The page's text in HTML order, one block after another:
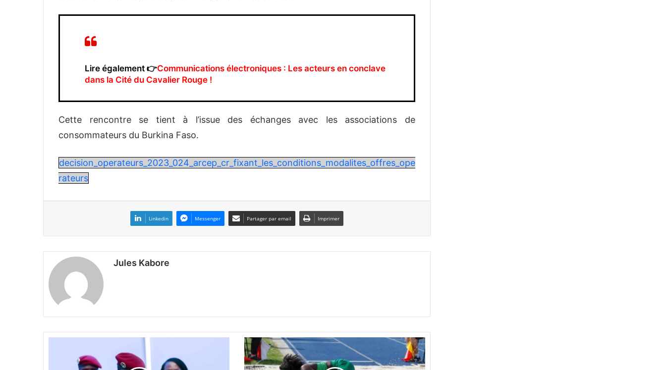
Lire également 👉Communications électroniques : Les acteurs en conclave
dans la Cité du Cavalier Rouge !
Cette rencontre se tient à l’issue des échanges avec les associations de
consommateurs du Burkina Faso.
decision_operateurs_2023_024_arcep_cr_fixant_les_conditions_modalites_offres_ope
rateurs
Linkedin Messenger Partager par email Imprimer
Jules Kabore
J
e
u